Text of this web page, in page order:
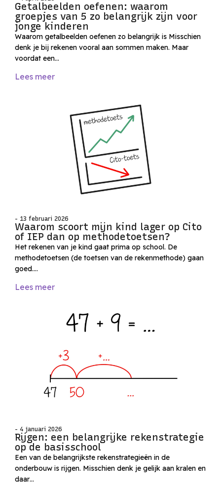
Getalbeelden oefenen: waarom
groepjes van 5 zo belangrijk zijn voor
jonge kinderen
Waarom getalbeelden oefenen zo belangrijk is Misschien
denk je bij rekenen vooral aan sommen maken. Maar
voordat een…
Lees meer
- 13 februari 2026
Waarom scoort mijn kind lager op Cito
of IEP dan op methodetoetsen?
Het rekenen van je kind gaat prima op school. De
methodetoetsen (de toetsen van de rekenmethode) gaan
goed….
Lees meer
- 4 januari 2026
Rijgen: een belangrijke rekenstrategie
op de basisschool
Een van de belangrijkste rekenstrategieën in de
onderbouw is rijgen. Misschien denk je gelijk aan kralen en
daar…